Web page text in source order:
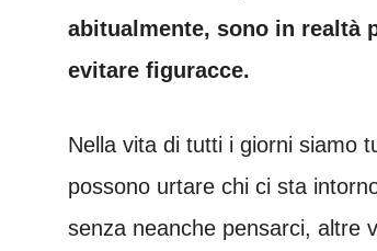
abitualmente, sono in realtà
evitare figuracce.
Nella vita di tutti i giorni siamo
possono urtare chi ci sta
senza neanche pensarci, altre